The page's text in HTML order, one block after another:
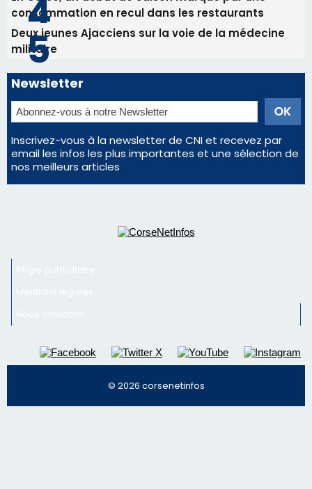
Inscrivez-vous à la newsletter de CNI et recevez par
email les infos les plus importantes et une sélection de
nos meilleurs articles
Régie publicitaire
Mentions légales
Nous contacter